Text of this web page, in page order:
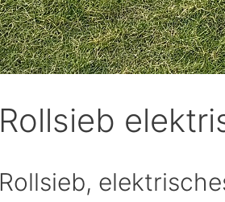
Rollsieb
Rollsieb,